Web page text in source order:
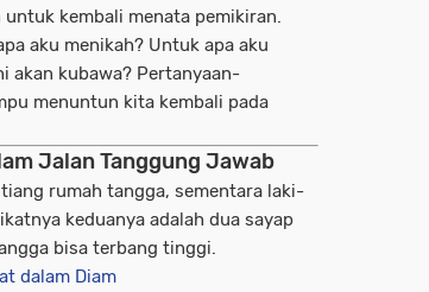
kembali menata pemikiran.
aku menikah? Untuk apa aku
akan kubawa? Pertanyaan-
menuntun kita kembali pada
Jalan Tanggung Jawab
rumah tangga, sementara laki-
keduanya adalah dua sayap
bisa terbang tinggi.
dalam Diam